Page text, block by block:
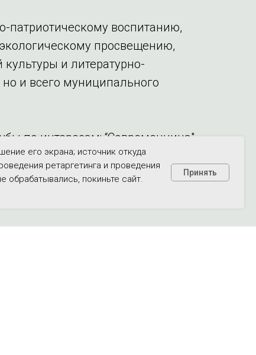
патриотическому воспитанию,
просвещению,
и литературно-
и всего муниципального
по интересам: “Современница",
его экрана; источник откуда
ретаргетинга и проведения
покиньте сайт.
Принять